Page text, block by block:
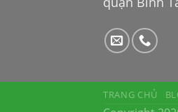
TRANG CHỦ